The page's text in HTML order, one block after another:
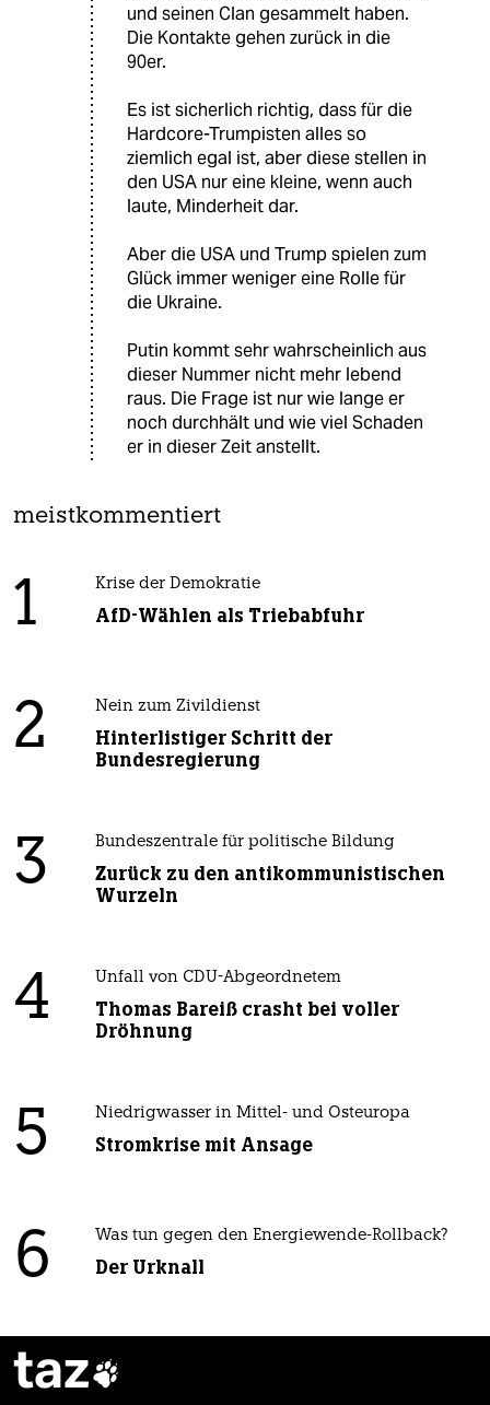
und seinen Clan gesammelt haben.
Die Kontakte gehen zurück in die
90er.
Es ist sicherlich richtig, dass für die
Hardcore-Trumpisten alles so
ziemlich egal ist, aber diese stellen in
den USA nur eine kleine, wenn auch
laute, Minderheit dar.
Aber die USA und Trump spielen zum
Glück immer weniger eine Rolle für
die Ukraine.
Putin kommt sehr wahrscheinlich aus
dieser Nummer nicht mehr lebend
raus. Die Frage ist nur wie lange er
noch durchhält und wie viel Schaden
er in dieser Zeit anstellt.
meistkommentiert
1 Krise der Demokratie
AfD-Wählen als Triebabfuhr
2 Nein zum Zivildienst
Hinterlistiger Schritt der
Bundesregierung
3 Bundeszentrale für politische Bildung
Zurück zu den antikommunistischen
Wurzeln
4 Unfall von CDU-Abgeordnetem
Thomas Bareiß crasht bei voller
Dröhnung
5 Niedrigwasser in Mittel- und Osteuropa
Stromkrise mit Ansage
6 Was tun gegen den Energiewende-Rollback?
Der Urknall
taz